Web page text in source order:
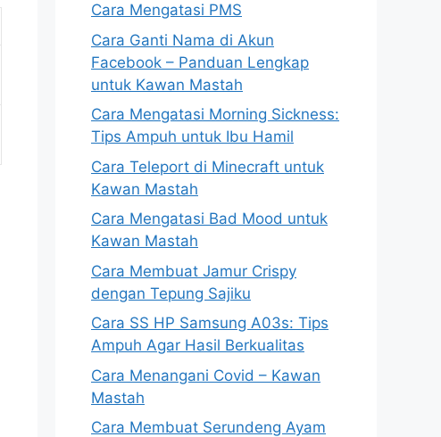
Cara Mengatasi PMS
Cara Ganti Nama di Akun
Facebook – Panduan Lengkap
untuk Kawan Mastah
Cara Mengatasi Morning Sickness:
Tips Ampuh untuk Ibu Hamil
Cara Teleport di Minecraft untuk
Kawan Mastah
Cara Mengatasi Bad Mood untuk
Kawan Mastah
Cara Membuat Jamur Crispy
dengan Tepung Sajiku
Cara SS HP Samsung A03s: Tips
Ampuh Agar Hasil Berkualitas
Cara Menangani Covid – Kawan
Mastah
Cara Membuat Serundeng Ayam